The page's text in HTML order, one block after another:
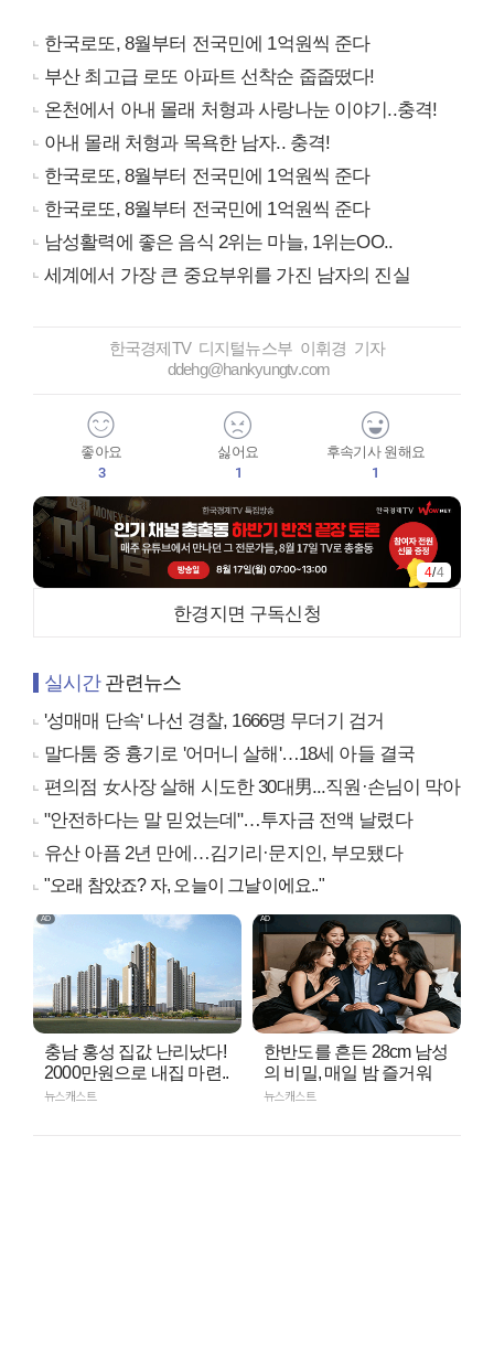
한국로또, 8월부터 전국민에 1억원씩 준다
부산 최고급 로또 아파트 선착순 줍줍떴다!
온천에서 아내 몰래 처형과 사랑나눈 이야기..충격!
아내 몰래 처형과 목욕한 남자.. 충격!
한국로또, 8월부터 전국민에 1억원씩 준다
한국로또, 8월부터 전국민에 1억원씩 준다
남성활력에 좋은 음식 2위는 마늘, 1위는OO..
세계에서 가장 큰 중요부위를 가진 남자의 진실
한국경제TV 디지털뉴스부 이휘경 기자
ddehg@hankyungtv.com
좋아요
3
싫어요
1
후속기사 원해요
1
4/4
한경지면 구독신청
실시간관련뉴스
'성매매 단속' 나선 경찰, 1666명 무더기 검거
말다툼 중 흉기로 '어머니 살해'…18세 아들 결국
편의점 女사장 살해 시도한 30대男...직원·손님이 막아
"안전하다는 말 믿었는데"…투자금 전액 날렸다
유산 아픔 2년 만에…김기리·문지인, 부모됐다
"오래 참았죠? 자, 오늘이 그날이에요.."
충남 홍성 집값 난리났다!
2000만원으로 내집 마련..
뉴스캐스트
한반도를 흔든 28cm 남성
의 비밀, 매일 밤 즐거워
뉴스캐스트